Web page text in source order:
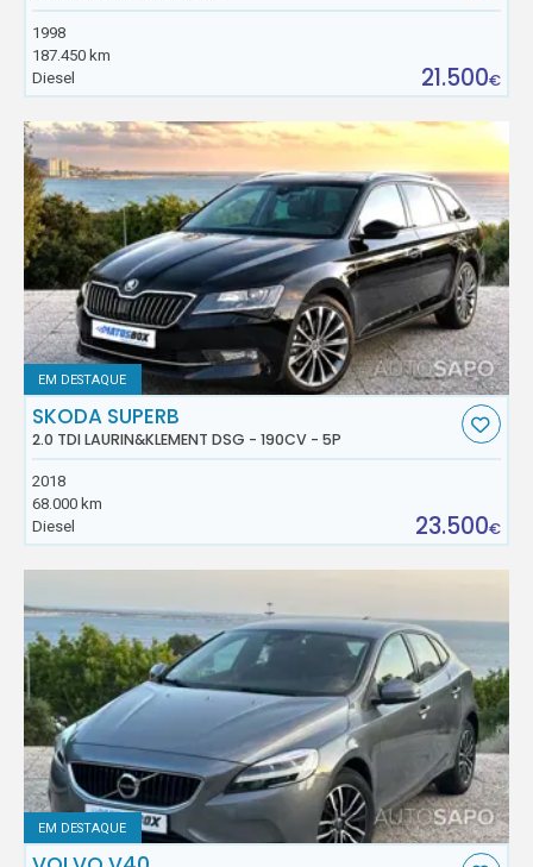
1998
187.450 km
Diesel
21.500€
EM DESTAQUE
SKODA SUPERB
2.0 TDI LAURIN&KLEMENT DSG - 190CV - 5P
2018
68.000 km
Diesel
23.500€
EM DESTAQUE